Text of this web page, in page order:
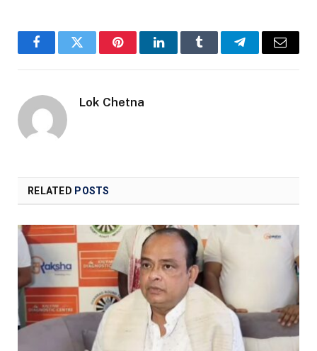
FacebookTwitter PinterestLinkedInTumblr TelegramEmail
Lok Chetna
RELATED POSTS